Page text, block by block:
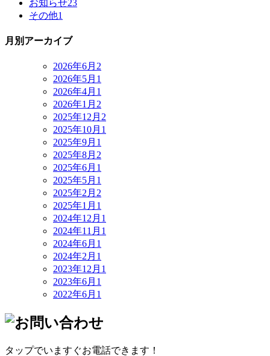
お知らせ23
その他1
月別アーカイブ
2026年6月 2
2026年5月 1
2026年4月 1
2026年1月 2
2025年12月 2
2025年10月 1
2025年9月 1
2025年8月 2
2025年6月 1
2025年5月 1
2025年2月 2
2025年1月 1
2024年12月 1
2024年11月 1
2024年6月 1
2024年2月 1
2023年12月 1
2023年6月 1
2022年6月 1
タップでいますぐお電話できます！